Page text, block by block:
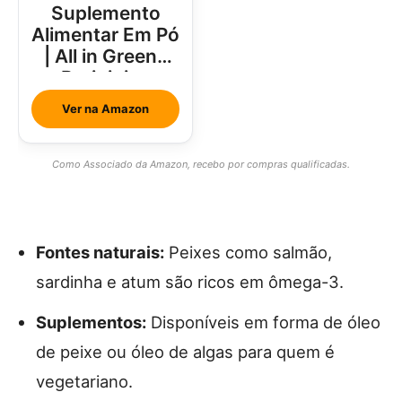
Suplemento
Alimentar Em Pó
| All in Greens
Brainjuice
Abacaxi Com
Hortelã
Ver na Amazon
Como Associado da Amazon, recebo por compras qualificadas.
Fontes naturais: Peixes como salmão,
sardinha e atum são ricos em ômega-3.
Suplementos: Disponíveis em forma de óleo
de peixe ou óleo de algas para quem é
vegetariano.